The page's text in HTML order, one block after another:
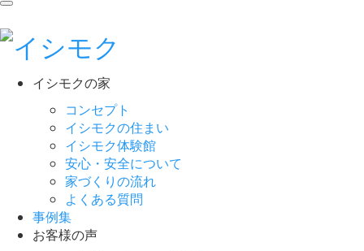
イシモクの家
コンセプト
イシモクの住まい
イシモク体験館
安心・安全について
家づくりの流れ
よくある質問
事例集
お客様の声